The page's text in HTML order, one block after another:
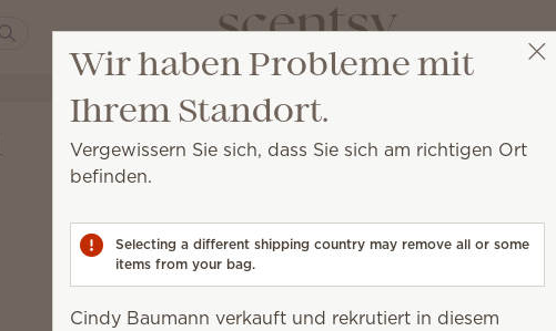
Wir haben Probleme mit
Ihrem Standort.
Vergewissern Sie sich, dass Sie sich am richtigen Ort
befinden.
Selecting a different shipping country may remove all or some
items from your bag.
Cindy Baumann verkauft und rekrutiert in diesem